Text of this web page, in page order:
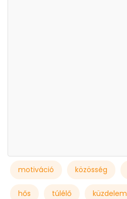
motiváció közösség
hős túlélő küzdelem